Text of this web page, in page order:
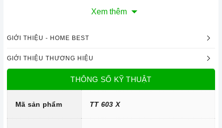
chịu nhiệt tốt, dễ vệ sinh.Xem thêm
GIỚI THIỆU - HOME BEST
GIỚI THIỆU THƯƠNG HIỆU
THÔNG SỐ KỸ THUẬT
Mã sản phẩm TT 603 X